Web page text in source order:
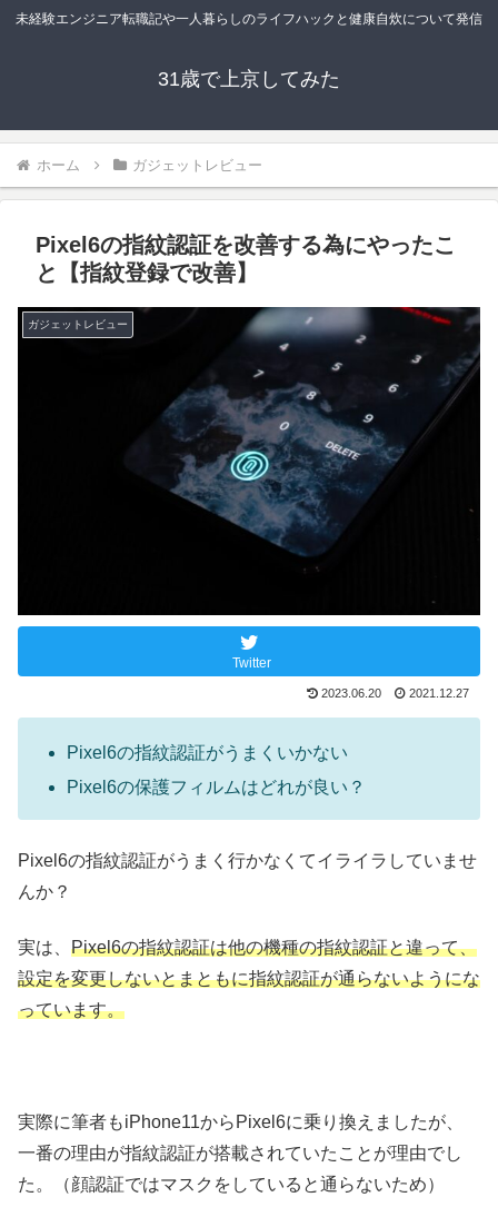
未経験エンジニア転職記や一人暮らしのライフハックと健康自炊について発信
31歳で上京してみた
ホーム ガジェットレビュー
Pixel6の指紋認証を改善する為にやったこ
と【指紋登録で改善】
ガジェットレビュー
Twitter
2023.06.20 2021.12.27
Pixel6の指紋認証がうまくいかない
Pixel6の保護フィルムはどれが良い？
Pixel6の指紋認証がうまく行かなくてイライラしていませ
んか？
実は、 Pixel6の指紋認証は他の機種の指紋認証と違って、
設定を変更しないとまともに指紋認証が通らないようにな
っています。
実際に筆者もiPhone11からPixel6に乗り換えましたが、
一番の理由が指紋認証が搭載されていたことが理由でし
た。（顔認証ではマスクをしていると通らないため）